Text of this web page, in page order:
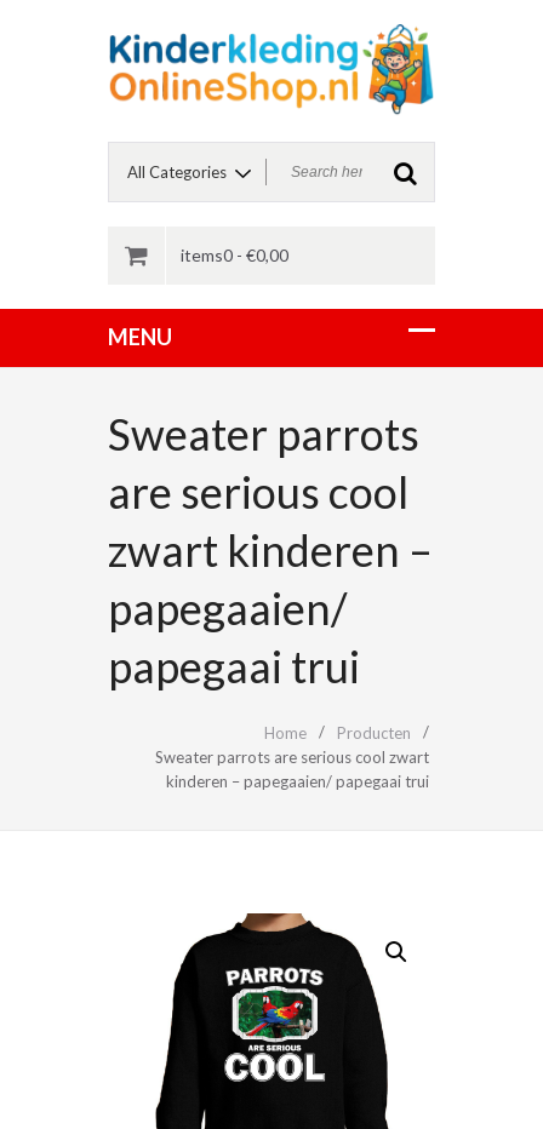
items0 - €0,00
Sweater parrots
are serious cool
zwart kinderen –
papegaaien/
papegaai trui
Home
Producten
Sweater parrots are serious cool zwart
kinderen – papegaaien/ papegaai trui